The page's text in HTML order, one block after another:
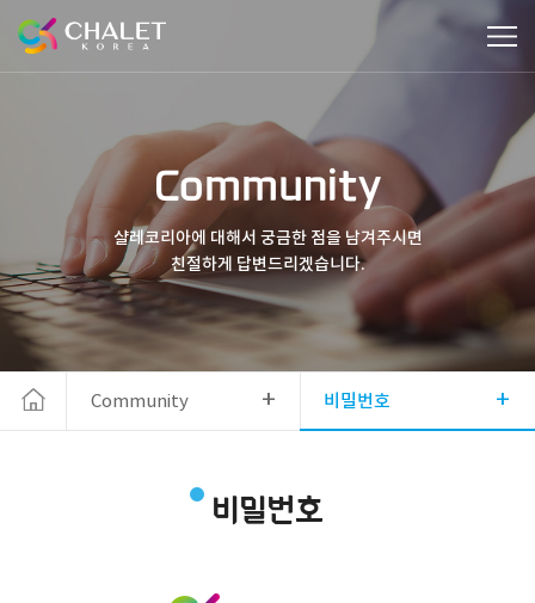
Community
샬레코리아에 대해서 궁금한 점을 남겨주시면
친절하게 답변드리겠습니다.
Community + 비밀번호 +
비밀번호